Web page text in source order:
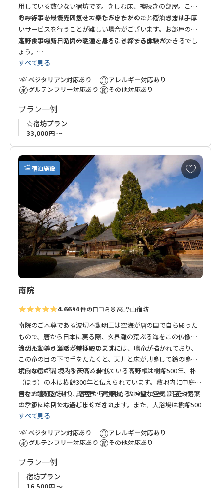
用している数少ない宿坊です。きしむ床、襖続きの部屋。これ
ぞお寺といった雰囲気をお楽しみいただくことができます。
お寺行事を最優先とさせていただきますので、宿泊の方に手厚
いサービスを行うことが難しい場合がございます。お部屋の指
定、食事場所、時間の融通を承ることができません。
高野山での非日常の一晩に、身も引き締まる体験ができるでし
ょう。
すべて見る
ベジタリアン対応あり
グルテンフリー対応あり
アレルギー対応あり
その他対応あり
プラン一例
☆宿坊プラン
33,000円 ～
宿泊施設
お
気
り
に
追
加
南院
4.6694 件の口コミ 高野山宿坊
南院のご本尊である波切不動明王は空海が唐の国で自ら彫った
もので、唐から日本に戻る際、玄界灘の荒ぶる海をこの仏像が
治めたという逸話が残っています。
浪切不動尊別当の本堂拝殿の天井には、鳴竜が描かれており、
この竜の目の下で手をたたくと、天井と床が共鳴して鈴の鳴る
ような音が聞こえるといいます。
境内6000坪。境内で天高く伸びている高野槙は樹齢500年、朴
（ほう）の木は樹齢300年と伝えられています。敷地内に中庭を
含む3つの庭があり、客室からも眺めることができ、開花や落葉
の季節には目でも楽しませてくれます。また、大浴場は樹齢500
年の高野槙を使っており、大変贅沢な造りとなっています。
日々の喧騒を忘れ、異世界「高野山」の神聖な空気に包まれ
て、ゆっくりとお過ごしください。
すべて見る
ベジタリアン対応あり
グルテンフリー対応あり
アレルギー対応あり
その他対応あり
プラン一例
宿坊プラン
16,500円 ～